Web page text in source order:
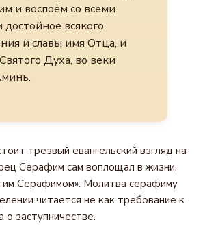
и воспоём со всеми
всякого
и славы имя Отца, и
Духа, во веки
трезвый евангельский взгляд на
Серафим сам воплощал в жизни,
Серафимом». Молитва серафиму
читается не как требование к
о заступничестве.